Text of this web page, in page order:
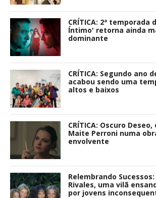
CRÍTICA: 2ª temporada
Íntimo' retorna ainda
dominante
CRÍTICA: Segundo ano
acabou sendo uma
altos e baixos
CRÍTICA: Oscuro
Maite Perroni numa
envolvente
Relembrando
Rivales, uma vilã
por jovens